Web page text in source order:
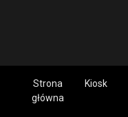
Strona
główna
Kiosk